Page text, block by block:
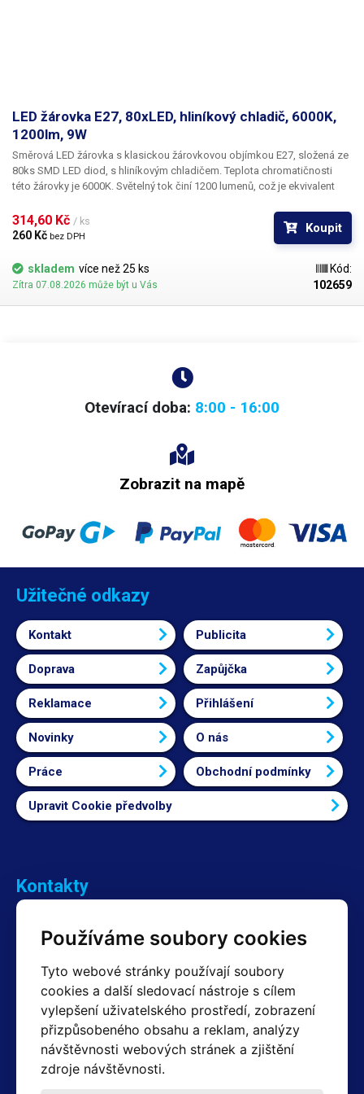
Používáme soubory cookies
Tyto webové stránky používají soubory
cookies a další sledovací nástroje s cílem
vylepšení uživatelského prostředí, zobrazení
přizpůsobeného obsahu a reklam, analýzy
návštěvnosti webových stránek a zjištění
zdroje návštěvnosti.
LED žárovka E27, 80xLED, hliníkový chladič, 6000K,
1200lm, 9W
Směrová LED žárovka s klasickou žárovkovou objímkou E27, složená ze
80ks SMD LED diod, s hliníkovým chladičem. Teplota chromatičnosti
této žárovky je 6000K. Světelný tok činí 1200 lumenů, což je ekvivalent
úspora energie v podobě příkonu pouhých 9W. Tato LED žárovka je svým
rozložením LED diod vhodná především pro specifické aplikace, kde je
Úhel vyzařování
této žárovky je 180°. Je tedy vhodná především do pracovních lamp,
které mají objímku bez krytu, nebo objímku z boku. Zde tato žárovka
poskytne víc než dostatečné světlo pro osvícení celé pracovní plochy.
Obal žárovky tvoří masivní hliníkový chladič, který dobře vypadá a
314,60 Kč / ks
260 Kč bez DPH
Koupit
skladem více než 25 ks
Zítra 07.08.2026 může být u Vás
Kód:
102659
Otevírací doba: 8:00 - 16:00
Zobrazit na mapě
Užitečné odkazy
Kontakt Publicita
Doprava Zapůjčka
Reklamace Přihlášení
Novinky O nás
Práce Obchodní podmínky
Upravit Cookie předvolby
Kontakty
+420 603 357 606 +420 605 234 204
Fakturační a expediční oddělení
+420 605 259 759 (Po–Pá: 7:30 – 15:00)
Technické oddělení
+420 603 355 085 (Po–Pá: 8:00 – 16:00)
servis@hotair.cz